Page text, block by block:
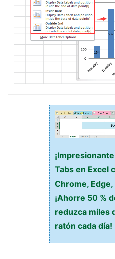
Tabs en Excel
Chrome,
¡Ahorre 50 %
reduzca miles
ratón cada día!